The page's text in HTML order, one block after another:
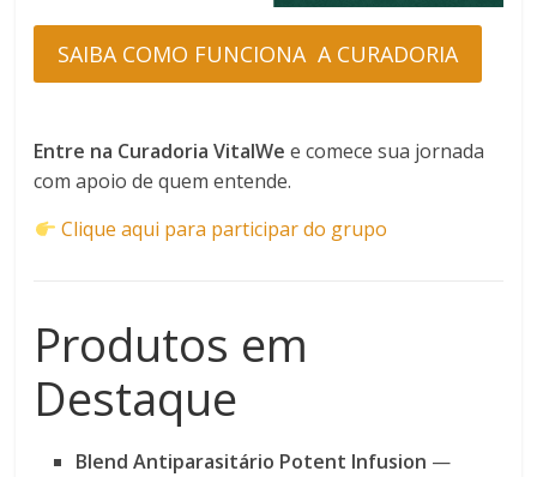
SAIBA COMO FUNCIONA A CURADORIA
Entre na Curadoria VitalWe e comece sua jornada
com apoio de quem entende.
Clique aqui para participar do grupo
Produtos em
Destaque
Blend Antiparasitário Potent Infusion —